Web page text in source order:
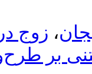
الگوهای